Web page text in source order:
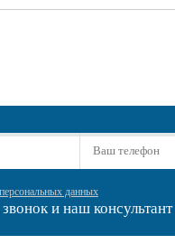
данных
и наш